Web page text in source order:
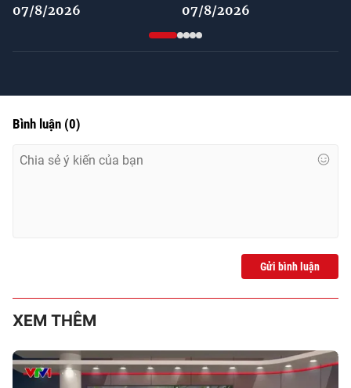
07/8/2026
07/8/2026
Bình luận (0)
Gửi bình luận
XEM THÊM